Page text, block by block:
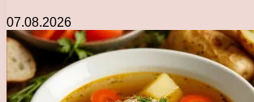
07.08.2026